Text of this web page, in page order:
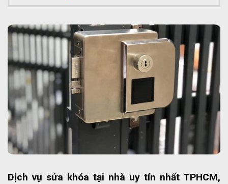
Dịch vụ sửa khóa tại nhà uy tín nhất TPHCM,